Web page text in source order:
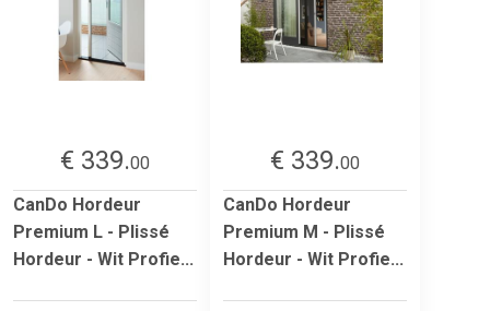
€ 339.00
CanDo Hordeur
Premium L - Plissé
Hordeur - Wit Profie...
€ 339.00
CanDo Hordeur
Premium M - Plissé
Hordeur - Wit Profie...